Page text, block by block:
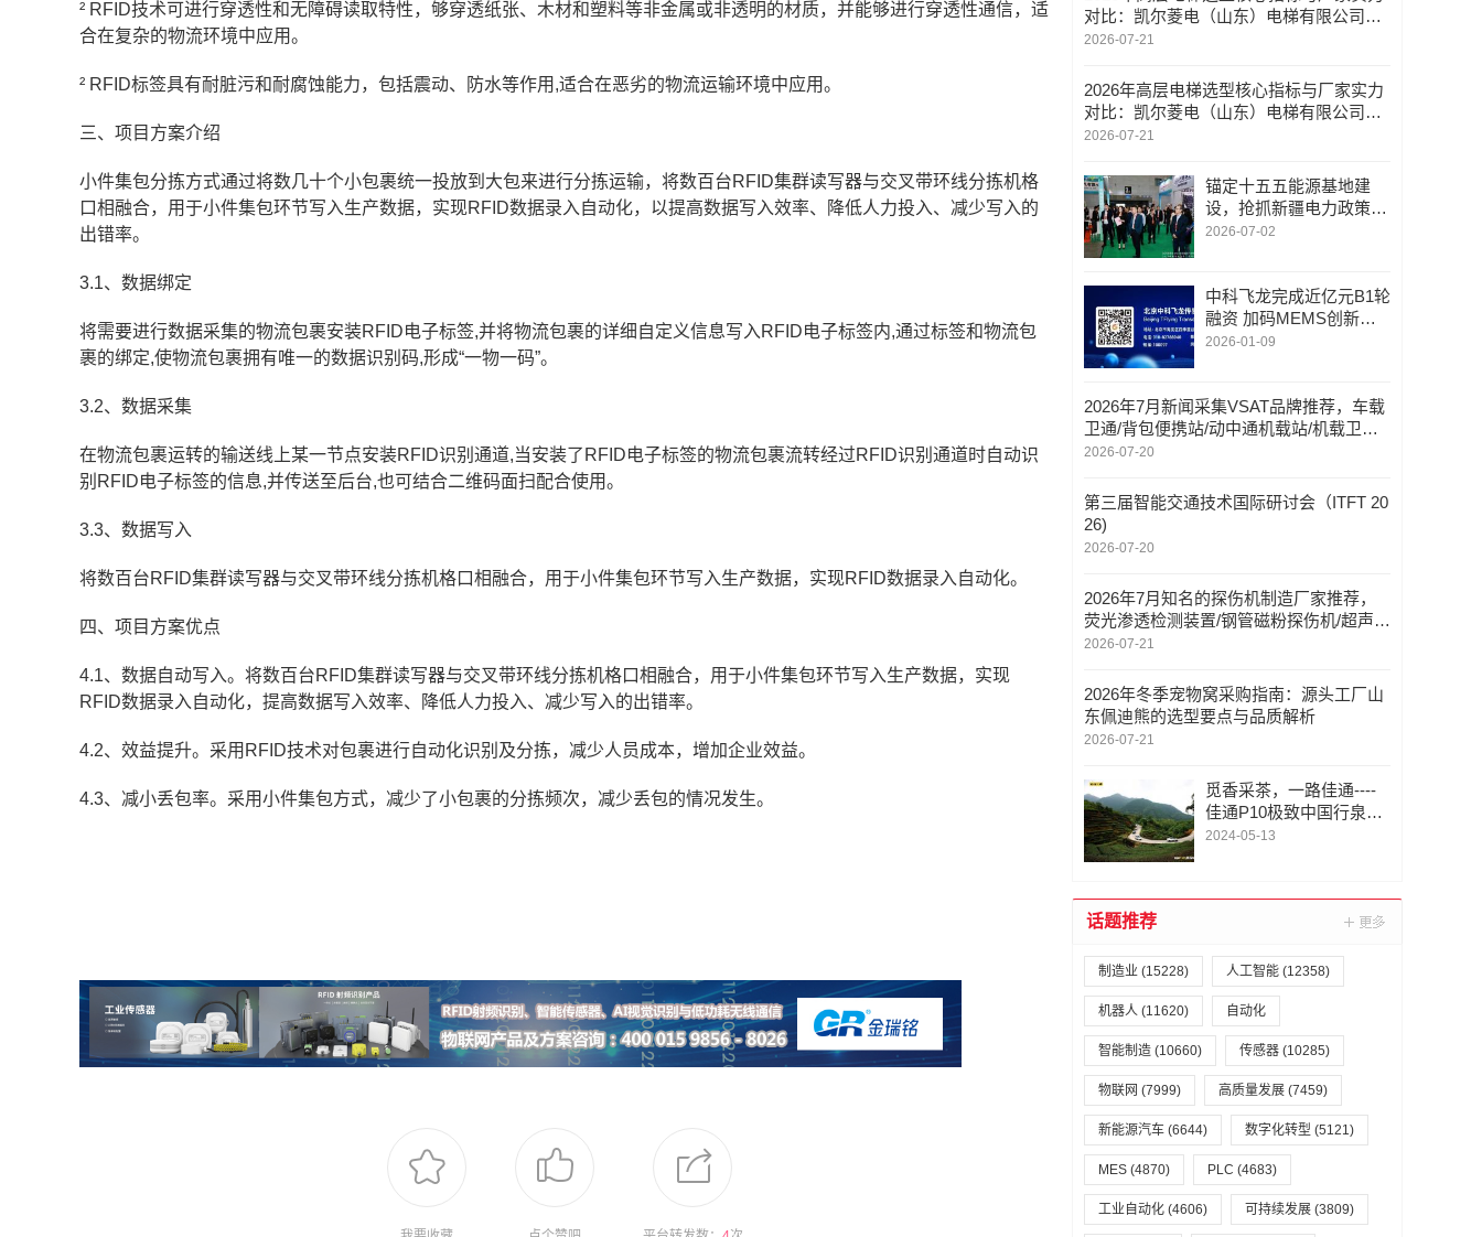
² RFID技术可进行穿透性和无障碍读取特性，够穿透纸张、木材和塑料等非金属或非透明的材质，并能够进行穿透性通信，适
合在复杂的物流环境中应用。
² RFID标签具有耐脏污和耐腐蚀能力，包括震动、防水等作用,适合在恶劣的物流运输环境中应用。
三、项目方案介绍
小件集包分拣方式通过将数几十个小包裹统一投放到大包来进行分拣运输，将数百台RFID集群读写器与交叉带环线分拣机格
口相融合，用于小件集包环节写入生产数据，实现RFID数据录入自动化，以提高数据写入效率、降低人力投入、减少写入的
出错率。
3.1、数据绑定
将需要进行数据采集的物流包裹安装RFID电子标签,并将物流包裹的详细自定义信息写入RFID电子标签内,通过标签和物流包
裹的绑定,使物流包裹拥有唯一的数据识别码,形成“一物一码”。
3.2、数据采集
在物流包裹运转的输送线上某一节点安装RFID识别通道,当安装了RFID电子标签的物流包裹流转经过RFID识别通道时自动识
别RFID电子标签的信息,并传送至后台,也可结合二维码面扫配合使用。
3.3、数据写入
将数百台RFID集群读写器与交叉带环线分拣机格口相融合，用于小件集包环节写入生产数据，实现RFID数据录入自动化。
四、项目方案优点
4.1、数据自动写入。将数百台RFID集群读写器与交叉带环线分拣机格口相融合，用于小件集包环节写入生产数据，实现
RFID数据录入自动化，提高数据写入效率、降低人力投入、减少写入的出错率。
4.2、效益提升。采用RFID技术对包裹进行自动化识别及分拣，减少人员成本，增加企业效益。
4.3、减小丢包率。采用小件集包方式，减少了小包裹的分拣频次，减少丢包的情况发生。
对比：凯尔菱电（山东）电梯有限公司载
货、医用、观光全场景适配分析
2026-07-21
2026年高层电梯选型核心指标与厂家实力
对比：凯尔菱电（山东）电梯有限公司载
货、医用、观光全场景适配分析
2026-07-21
锚定十五五能源基地建
设，抢抓新疆电力政策资
金红利 | 2026新疆电力展
2026-07-02
中科飞龙完成近亿元B1轮
融资 加码MEMS创新研
发与场景落地
2026-01-09
2026年7月新闻采集VSAT品牌推荐，车载
卫通/背包便携站/动中通机载站/机载卫通/
机载动中通，VSAT品牌哪家好
2026-07-20
第三届智能交通技术国际研讨会（ITFT 20
26)
2026-07-20
2026年7月知名的探伤机制造厂家推荐，
荧光渗透检测装置/钢管磁粉探伤机/超声波
清洗机，探伤机定做厂家选哪家
2026-07-21
2026年冬季宠物窝采购指南：源头工厂山
东佩迪熊的选型要点与品质解析
2026-07-21
觅香采茶，一路佳通----
佳通P10极致中国行泉州
站
2024-05-13
话题推荐
制造业 (15228) 人工智能 (12358)
机器人 (11620) 自动化
智能制造 (10660) 传感器 (10285)
物联网 (7999) 高质量发展 (7459)
新能源汽车 (6644) 数字化转型 (5121)
MES (4870) PLC (4683)
工业自动化 (4606) 可持续发展 (3809)